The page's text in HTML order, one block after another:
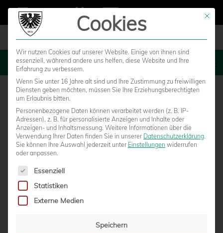
MENU
Mit
Cookies
Wir nutzen Cookies auf unserer Website. Einige von ihnen sind
essenziell, während andere uns helfen, diese Website und Ihre
Erfahrung zu verbessern.
Wenn Sie unter 16 Jahre alt sind und Ihre Zustimmung zu freiwilligen
Diensten geben möchten, müssen Sie Ihre Erziehungsberechtigten
um Erlaubnis bitten.
Personenbezogene Daten können verarbeitet werden (z. B. IP-
Adressen), z. B. für personalisierte Anzeigen und Inhalte oder
Anzeigen- und Inhaltsmessung. Weitere Informationen über die
Verwendung Ihrer Daten finden Sie in unserer Datenschutzerklärung.
Sie können Ihre Auswahl jederzeit unter Einstellungen widerrufen
oder anpassen.
Es folgt eine Liste der Service-Gruppen, für die eine
Essenziell
Statistiken
Externe Medien
Speichern